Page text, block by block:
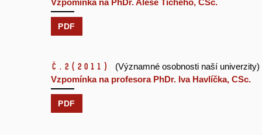
PDF
č.2 (2011)
(Významné osobnosti naší univerzity)
Vzpomínka na profesora PhDr. Iva Havlíčka, CSc.
PDF